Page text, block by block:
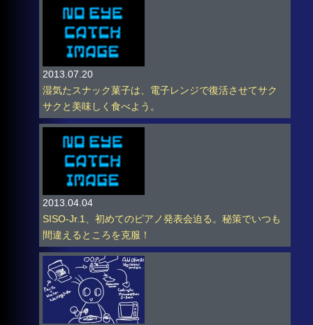
2013.07.20
湿気たスナック菓子は、電子レンジで復活させてサク
サクと美味しく食べよう。
2013.04.04
SISO-Jr.1、初めてのピアノ発表会迫る。秘策でいつも
間違えるところを克服！